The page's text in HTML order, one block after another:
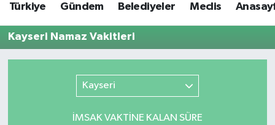
Türkiye Gündem Belediyeler Meclis
Kayseri Namaz Vakitleri
Kayseri
İMSAK VAKTİNE KALAN SÜRE
Süper Lig Puan Durumu ve Fikstür
Son Dakika Haberleri